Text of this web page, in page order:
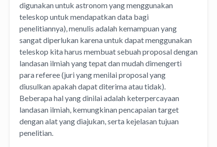
digunakan untuk astronom yang menggunakan
teleskop untuk mendapatkan data bagi
penelitiannya), menulis adalah kemampuan yang
sangat diperlukan karena untuk dapat menggunakan
teleskop kita harus membuat sebuah proposal dengan
landasan ilmiah yang tepat dan mudah dimengerti
para referee (juri yang menilai proposal yang
diusulkan apakah dapat diterima atau tidak).
Beberapa hal yang dinilai adalah keterpercayaan
landasan ilmiah, kemungkinan pencapaian target
dengan alat yang diajukan, serta kejelasan tujuan
penelitian.